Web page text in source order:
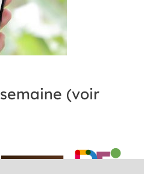
(voir